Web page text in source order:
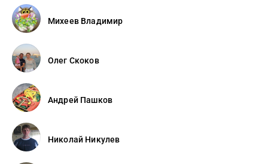
Михеев Владимир
Олег Скоков
Андрей Пашков
Николай Никулев